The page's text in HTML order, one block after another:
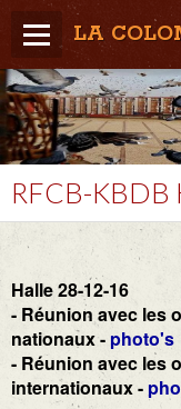
LA
Home
Météo / Het weer
Lâcher / Los
Result. clubs,
RFCB / KBDB
RFCB-KBDB
Halle 28-12-16
- Réunion avec les
nationaux -photo's
- Réunion avec les
internationaux -